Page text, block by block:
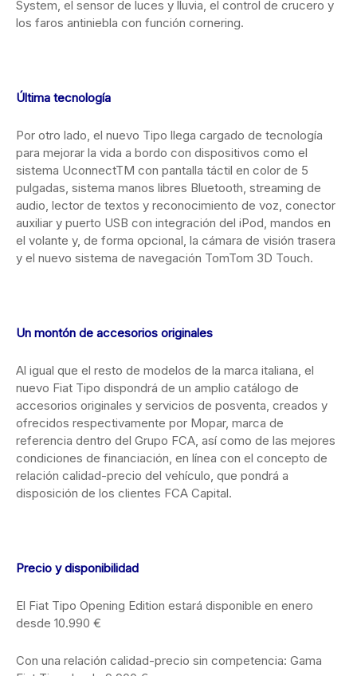
System, el sensor de luces y lluvia, el control de crucero y
los faros antiniebla con función cornering.
Última tecnología
Por otro lado, el nuevo Tipo llega cargado de tecnología
para mejorar la vida a bordo con dispositivos como el
sistema UconnectTM con pantalla táctil en color de 5
pulgadas, sistema manos libres Bluetooth, streaming de
audio, lector de textos y reconocimiento de voz, conector
auxiliar y puerto USB con integración del iPod, mandos en
el volante y, de forma opcional, la cámara de visión trasera
y el nuevo sistema de navegación TomTom 3D Touch.
Un montón de accesorios originales
Al igual que el resto de modelos de la marca italiana, el
nuevo Fiat Tipo dispondrá de un amplio catálogo de
accesorios originales y servicios de posventa, creados y
ofrecidos respectivamente por Mopar, marca de
referencia dentro del Grupo FCA, así como de las mejores
condiciones de financiación, en línea con el concepto de
relación calidad-precio del vehículo, que pondrá a
disposición de los clientes FCA Capital.
Precio y disponibilidad
El Fiat Tipo Opening Edition estará disponible en enero
desde 10.990 €
Con una relación calidad-precio sin competencia: Gama